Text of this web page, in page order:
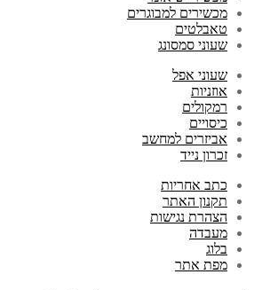
מכשירים למבוגרים
טאבלטים
שעוני סמסונג
שעוני אפל
אוזניות
רמקולים
כיסויים
אביזרים למחשב
זכרון נייד
כתב אחריות
תקנון האתר
הצהרת נגישות
מעבדה
בלוג
מפת אתר